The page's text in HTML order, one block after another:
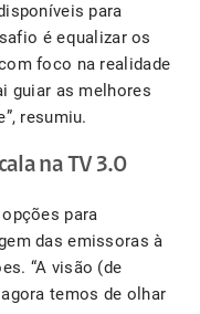
para
é equalizar os
foco na realidade
guiar as melhores
resumiu.
na TV 3.0
para
das emissoras à
“A visão (de
temos de olhar